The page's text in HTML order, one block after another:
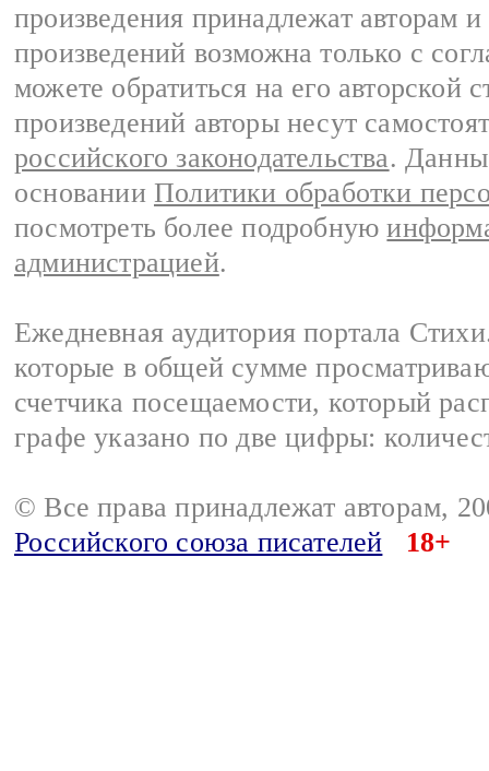
произведения принадлежат авторам
произведений возможна только с
можете обратиться на его авторской
произведений авторы несут
российского законодательства.
основании Политики обработки
посмотреть более подробную
администрацией.
Ежедневная аудитория портала
которые в общей сумме
счетчика посещаемости, который
графе указано по две цифры:
© Все права принадлежат авторам,
Российского союза писателей
18+